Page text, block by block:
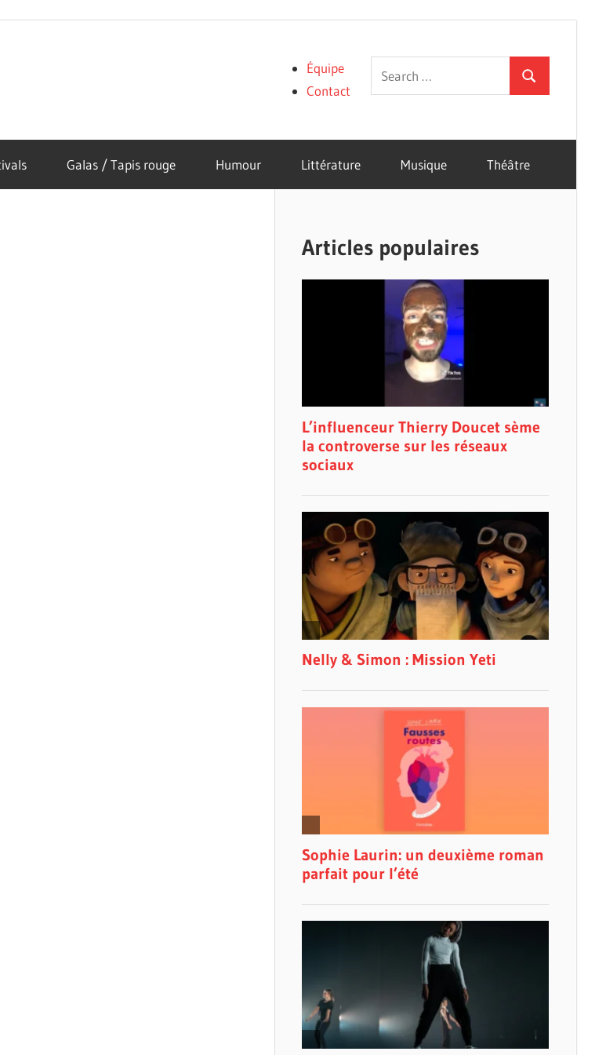
Search
for:
Search
Équipe
Contact
Galas / Tapis rouge Humour Littérature Musique Théâtre
Articles populaires